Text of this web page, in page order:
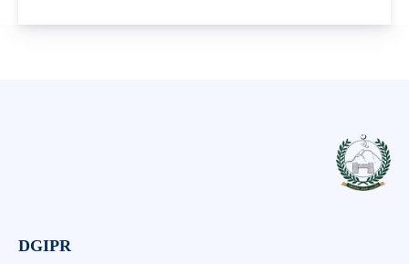
DGIPR